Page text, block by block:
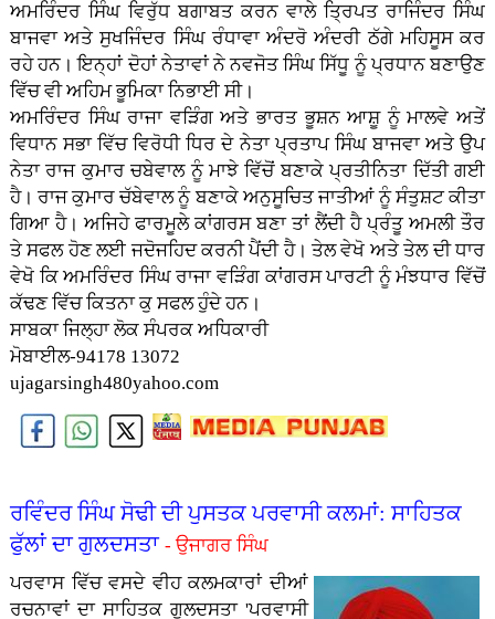
ਅਮਰਿੰਦਰ ਸਿੰਘ ਵਿਰੁੱਧ ਬਗਾਬਤ ਕਰਨ ਵਾਲੇ ਤ੍ਰਿਪਤ ਰਾਜਿੰਦਰ ਸਿੰਘ
ਬਾਜਵਾ ਅਤੇ ਸੁਖਜਿੰਦਰ ਸਿੰਘ ਰੰਧਾਵਾ ਅੰਦਰੋ ਅੰਦਰੀ ਠੱਗੇ ਮਹਿਸੂਸ ਕਰ
ਰਹੇ ਹਨ। ਇਨ੍ਹਾਂ ਦੋਹਾਂ ਨੇਤਾਵਾਂ ਨੇ ਨਵਜੋਤ ਸਿੰਘ ਸਿੱਧੂ ਨੂੰ ਪ੍ਰਧਾਨ ਬਣਾਉਣ
ਵਿੱਚ ਵੀ ਅਹਿਮ ਭੂਮਿਕਾ ਨਿਭਾਈ ਸੀ।
ਅਮਰਿੰਦਰ ਸਿੰਘ ਰਾਜਾ ਵੜਿੰਗ ਅਤੇ ਭਾਰਤ ਭੂਸ਼ਨ ਆਸ਼ੂ ਨੂੰ ਮਾਲਵੇ ਅਤੇਂ
ਵਿਧਾਨ ਸਭਾ ਵਿੱਚ ਵਿਰੋਧੀ ਧਿਰ ਦੇ ਨੇਤਾ ਪ੍ਰਤਾਪ ਸਿੰਘ ਬਾਜਵਾ ਅਤੇ ਉਪ
ਨੇਤਾ ਰਾਜ ਕੁਮਾਰ ਚਬੇਵਾਲ ਨੂੰ ਮਾਝੇ ਵਿੱਚੋਂ ਬਣਾਕੇ ਪ੍ਰਤੀਨਿਤਾ ਦਿੱਤੀ ਗਈ
ਹੈ। ਰਾਜ ਕੁਮਾਰ ਚੱਬੇਵਾਲ ਨੂੰ ਬਣਾਕੇ ਅਨੁਸੂਚਿਤ ਜਾਤੀਆਂ ਨੂੰ ਸੰਤੁਸ਼ਟ ਕੀਤਾ
ਗਿਆ ਹੈ। ਅਜਿਹੇ ਫਾਰਮੂਲੇ ਕਾਂਗਰਸ ਬਣਾ ਤਾਂ ਲੈਂਦੀ ਹੈ ਪ੍ਰੰਤੂ ਅਮਲੀ ਤੌਰ
ਤੇ ਸਫਲ ਹੋਣ ਲਈ ਜਦੋਜਹਿਦ ਕਰਨੀ ਪੈਂਦੀ ਹੈ। ਤੇਲ ਵੇਖੋ ਅਤੇ ਤੇਲ ਦੀ ਧਾਰ
ਵੇਖੋ ਕਿ ਅਮਰਿੰਦਰ ਸਿੰਘ ਰਾਜਾ ਵੜਿੰਗ ਕਾਂਗਰਸ ਪਾਰਟੀ ਨੂੰ ਮੰਝਧਾਰ ਵਿੱਚੋਂ
ਕੱਢਣ ਵਿੱਚ ਕਿਤਨਾ ਕੁ ਸਫਲ ਹੁੰਦੇ ਹਨ।
ਸਾਬਕਾ ਜਿਲ੍ਹਾ ਲੋਕ ਸੰਪਰਕ ਅਧਿਕਾਰੀ
ਮੋਬਾਈਲ-94178 13072
ujagarsingh480yahoo.com
ਰਵਿੰਦਰ ਸਿੰਘ ਸੋਢੀ ਦੀ ਪੁਸਤਕ ਪਰਵਾਸੀ ਕਲਮਾਂ: ਸਾਹਿਤਕ
ਫੁੱਲਾਂ ਦਾ ਗੁਲਦਸਤਾ - ਉਜਾਗਰ ਸਿੰਘ
ਪਰਵਾਸ ਵਿੱਚ ਵਸਦੇ ਵੀਹ ਕਲਮਕਾਰਾਂ ਦੀਆਂ
ਰਚਨਾਵਾਂ ਦਾ ਸਾਹਿਤਕ ਗੁਲਦਸਤਾ 'ਪਰਵਾਸੀ